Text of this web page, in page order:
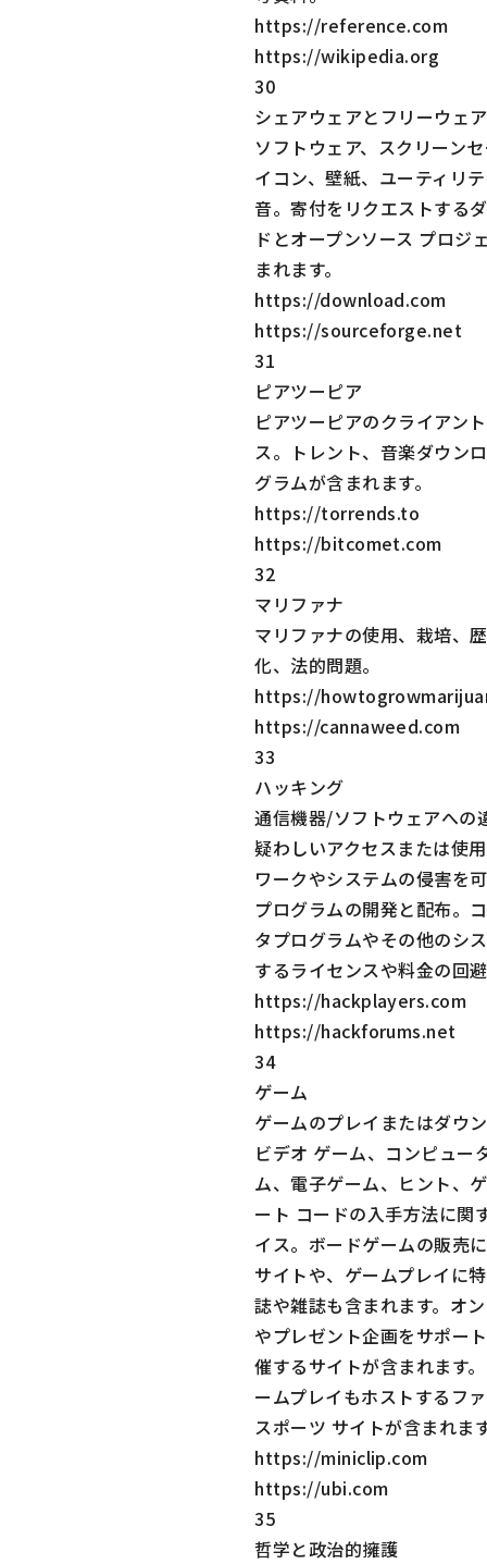
https://reference.com
https://wikipedia.org
30
シェアウェアとフリーウェア
ソフトウェア、スクリーン
イコン、壁紙、ユーティリ
音。寄付をリクエストする
ドとオープンソース プロジ
まれます。
https://download.com
https://sourceforge.net
31
ピアツーピア
ピアツーピアのクライアン
ス。トレント、音楽ダウン
グラムが含まれます。
https://torrends.to
https://bitcomet.com
32
マリファナ
マリファナの使用、栽培、
化、法的問題。
https://
https://cannaweed.com
33
ハッキング
通信機器/ソフトウェアへの
疑わしいアクセスまたは使
ワークやシステムの侵害を
プログラムの開発と配布。
タプログラムやその他のシ
するライセンスや料金の回
https://hackplayers.com
https://hackforums.net
34
ゲーム
ゲームのプレイまたはダウ
ビデオ ゲーム、コンピュー
ム、電子ゲーム、ヒント、
ート コードの入手方法に関
イス。ボードゲームの販売
サイトや、ゲームプレイに
誌や雑誌も含まれます。オ
やプレゼント企画をサポー
催するサイトが含まれます
ームプレイもホストするフ
スポーツ サイトが含まれま
https://miniclip.com
https://ubi.com
35
哲学と政治的擁護